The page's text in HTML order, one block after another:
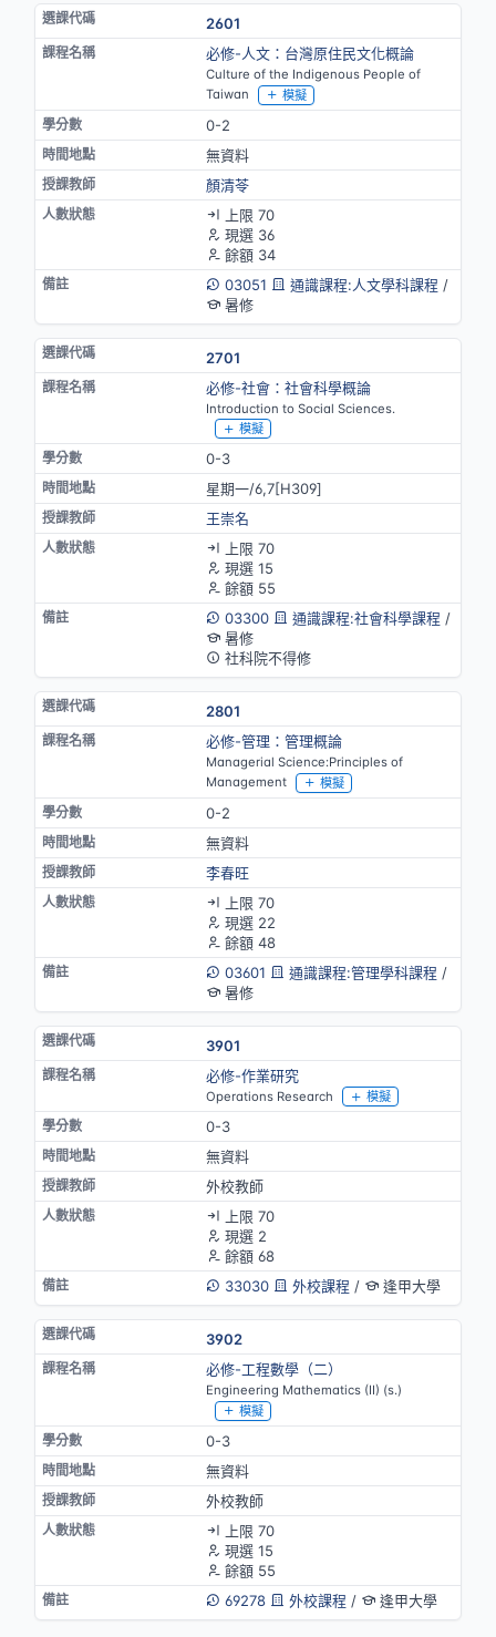
2601
必修-人文：台灣原住民文化概論
Culture of the Indigenous People of
Taiwan
模擬
0-2
無資料
顏清苓
上限 70
現選 36
餘額 34
03051
通識課程:人文學科課程 /
暑修
2701
必修-社會：社會科學概論
Introduction to Social Sciences.
模擬
0-3
星期一/6,7[H309]
王崇名
上限 70
現選 15
餘額 55
03300
通識課程:社會科學課程 /
暑修
社科院不得修
2801
必修-管理：管理概論
Managerial Science:Principles of
Management
模擬
0-2
無資料
李春旺
上限 70
現選 22
餘額 48
03601
通識課程:管理學科課程 /
暑修
3901
必修-作業研究
Operations Research 模擬
0-3
無資料
外校教師
上限 70
現選 2
餘額 68
33030
外校課程 / 逢甲大學
3902
必修-工程數學（二）
Engineering Mathematics (II) (s.)
模擬
0-3
無資料
外校教師
上限 70
現選 15
餘額 55
69278
外校課程 / 逢甲大學